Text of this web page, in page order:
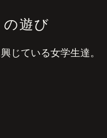
の遊び
じている女学生達。